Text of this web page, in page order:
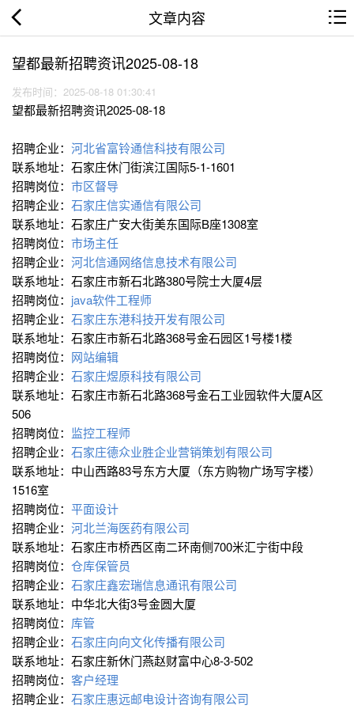
文章内容
望都最新招聘资讯2025-08-18
发布时间：2025-08-18 01:30:41
望都最新招聘资讯2025-08-18
招聘企业： 河北省富铃通信科技有限公司
联系地址：石家庄休门街滨江国际5-1-1601
招聘岗位： 市区督导
招聘企业： 石家庄信实通信有限公司
联系地址：石家庄广安大街美东国际B座1308室
招聘岗位： 市场主任
招聘企业： 河北信通网络信息技术有限公司
联系地址：石家庄市新石北路380号院士大厦4层
招聘岗位： java软件工程师
招聘企业： 石家庄东港科技开发有限公司
联系地址：石家庄市新石北路368号金石园区1号楼1楼
招聘岗位： 网站编辑
招聘企业： 石家庄煜原科技有限公司
联系地址：石家庄市新石北路368号金石工业园软件大厦A区
506
招聘岗位： 监控工程师
招聘企业： 石家庄德众业胜企业营销策划有限公司
联系地址：中山西路83号东方大厦（东方购物广场写字楼）
1516室
招聘岗位： 平面设计
招聘企业： 河北兰海医药有限公司
联系地址：石家庄市桥西区南二环南侧700米汇宁街中段
招聘岗位： 仓库保管员
招聘企业： 石家庄鑫宏瑞信息通讯有限公司
联系地址：中华北大街3号金圆大厦
招聘岗位： 库管
招聘企业： 石家庄向向文化传播有限公司
联系地址：石家庄新休门燕赵财富中心8-3-502
招聘岗位： 客户经理
招聘企业： 石家庄惠远邮电设计咨询有限公司